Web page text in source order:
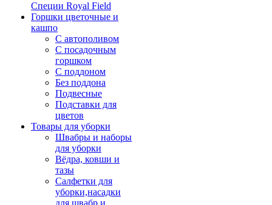
Специи Royal Field
Горшки цветочные и
кашпо
С автополивом
С посадочным
горшком
С поддоном
Без поддона
Подвесные
Подставки для
цветов
Товары для уборки
Швабры и наборы
для уборки
Вёдра, ковши и
тазы
Салфетки для
уборки,насадки
для швабр и